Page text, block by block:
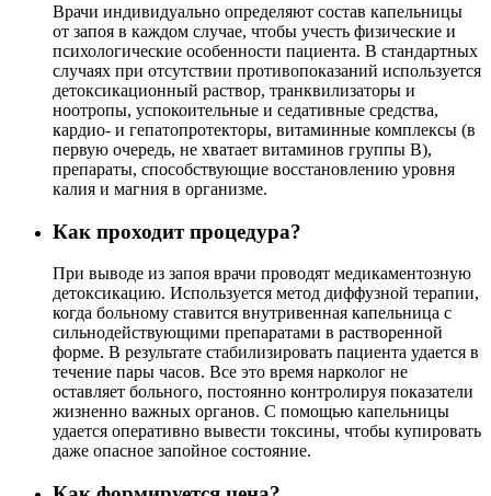
Врачи индивидуально определяют состав капельницы
от запоя в каждом случае, чтобы учесть физические и
психологические особенности пациента. В стандартных
случаях при отсутствии противопоказаний используется
детоксикационный раствор, транквилизаторы и
ноотропы, успокоительные и седативные средства,
кардио- и гепатопротекторы, витаминные комплексы (в
первую очередь, не хватает витаминов группы В),
препараты, способствующие восстановлению уровня
калия и магния в организме.
Как проходит процедура?
При выводе из запоя врачи проводят медикаментозную
детоксикацию. Используется метод диффузной терапии,
когда больному ставится внутривенная капельница с
сильнодействующими препаратами в растворенной
форме. В результате стабилизировать пациента удается в
течение пары часов. Все это время нарколог не
оставляет больного, постоянно контролируя показатели
жизненно важных органов. С помощью капельницы
удается оперативно вывести токсины, чтобы купировать
даже опасное запойное состояние.